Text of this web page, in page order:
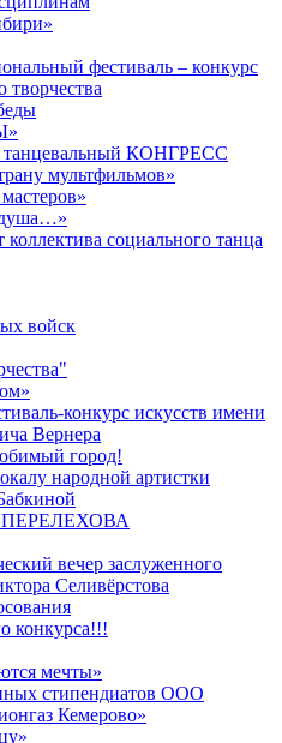
фестиваль – конкурс
творчества
КОНГРЕСС
мультфильмов»
душа…»
социального танца
войск
конкурс искусств имени
Вернера
город!
народной артистки
ПЕРЕЛЕХОВА
вечер заслуженного
Селивёрстова
конкурса!!!
мечты»
стипендиатов ООО
Кемерово»